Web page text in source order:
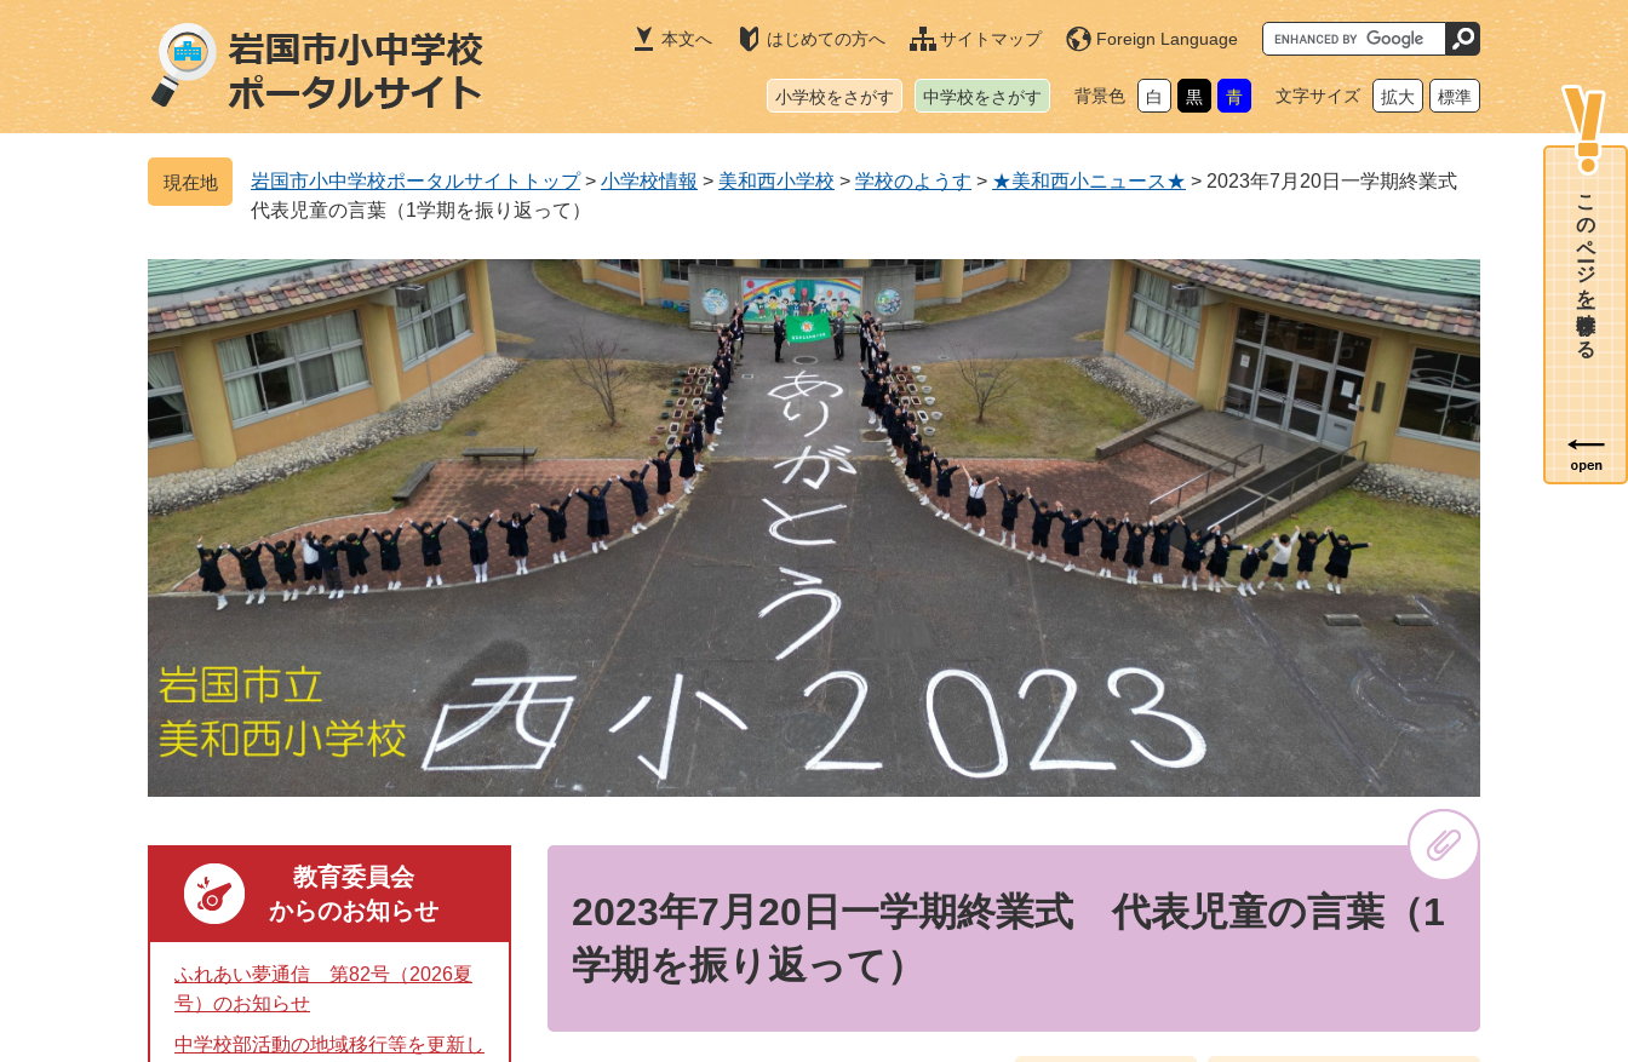
ジ
の
先
ュ
ー
を
本文へ はじめての方へ サイトマップ Foreign Language
G
o
o
カ
ム
小学校をさがす 中学校をさがす 背景色 白 黒 青 文字サイズ 拡大 標準
岩国市小中学校ポータルサイトトップ > 小学校情報 > 美和西小学校 > 学校のようす > ★美和西小ニュース★ > 2023年7月20日一学期終業式
代表児童の言葉（1学期を振り返って）
2023年7月20日一学期終業式 代表児童の言葉（1
学期を振り返って）
教育委員会
からのお知らせ
ふれあい夢通信 第82号（2026夏
号）のお知らせ
中学校部活動の地域移行等を更新し
このページを一時保存する